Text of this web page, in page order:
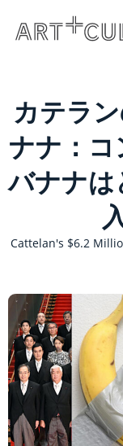
カテラ
ナナ：
バナナは
Cattelan's $6.2